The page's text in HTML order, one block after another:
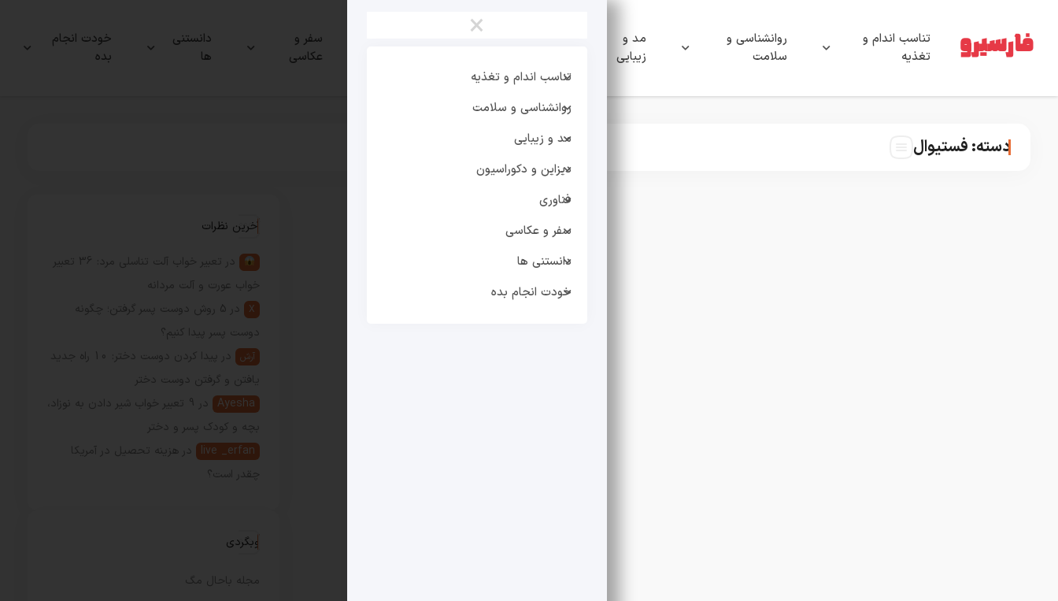
تناسب اندام و
تغذیه
روانشناسی و
سلامت
مد و
زیبایی
سفر و
عکاسی
دانستنی
ها
خودت انجام
بده
×
تناسب اندام و تغذیه
روانشناسی و سلامت
مد و زیبایی
دیزاین و دکوراسیون
فناوری
سفر و عکاسی
دانستنی ها
خودت انجام بده
دسته: فستیوال
آخرین نظرات
در
تعبیر خواب آلت تناسلی مرد: 36 تعبیر
خواب عورت و آلت مردانه
X در
5 روش دوست پسر گرفتن؛ چگونه
دوست پسر پیدا کنیم؟
آرش در
پیدا کردن دوست دختر: 10 راه جدید
یافتن و گرفتن دوست دختر
Ayesha
در
9 تعبیر خواب شیر دادن به نوزاد،
بچه و کودک پسر و دختر
live _erfan
در
هزینه تحصیل در آمریکا
چقدر است؟
وبگردی
مجله باحال مگ